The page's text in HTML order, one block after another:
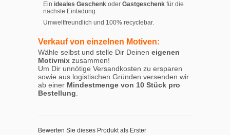
Ein ideales Geschenk oder Gastgeschenk für die
nächste Einladung.
Umweltfreundlich und 100% recyclebar.
Verkauf von einzelnen Motiven:
Wähle selbst und stelle Dir Deinen eigenen
Motivmix zusammen!
Um Dir unnötige Versandkosten zu ersparen
sowie aus logistischen Gründen versenden wir
ab einer Mindestmenge von 10 Stück pro
Bestellung.
Bewerten Sie dieses Produkt als Erster